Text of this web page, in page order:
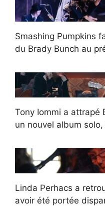
Smashing Pumpkins
du Brady Bunch au
Tony Iommi a attrapé
un nouvel album
Linda Perhacs a
avoir été portée